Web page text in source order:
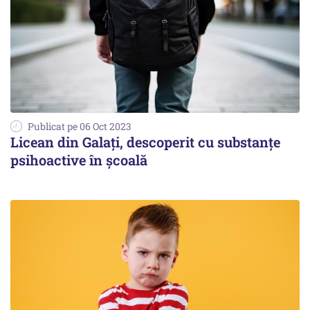
Publicat pe 06 Oct 2023
Licean din Galați, descoperit cu substanțe
psihoactive în școală